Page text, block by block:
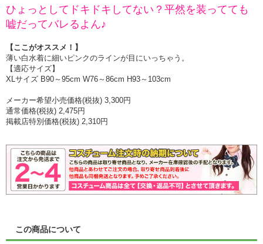
ひょっとしてドキドキしてない？平然を装ってても
嘘だってバレるよん♪
【ここがオススメ！】
薄い白水着に細いピンクのラインが目にいっちゃう。
【適応サイズ】
XLサイズ B90～95cm W76～86cm H93～103cm
メーカー希望小売価格(税抜) 3,300円
通常価格(税抜) 2,475円
掲載店特別価格(税抜) 2,310円
この商品について